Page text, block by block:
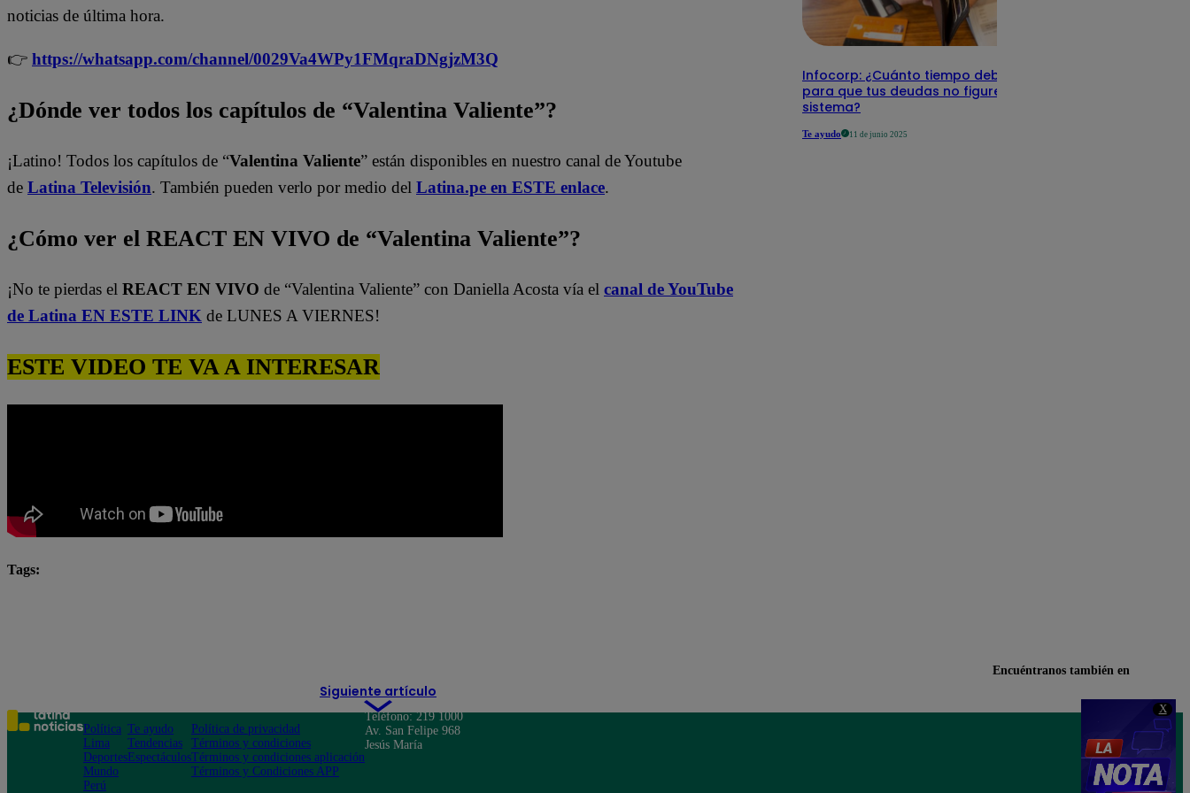
X
noticias de última hora.
👉 https://whatsapp.com/channel/0029Va4WPy1FMqraDNgjzM3Q
¿Dónde ver todos los capítulos de “Valentina Valiente”?
¡Latino! Todos los capítulos de “Valentina Valiente” están disponibles en nuestro canal de Youtube
de Latina Televisión. También pueden verlo por medio del Latina.pe en ESTE enlace.
¿Cómo ver el REACT EN VIVO de “Valentina Valiente”?
¡No te pierdas el REACT EN VIVO de “Valentina Valiente” con Daniella Acosta vía el canal de YouTube
de Latina EN ESTE LINK de LUNES A VIERNES!
ESTE VIDEO TE VA A INTERESAR
Tags:
Siguiente artículo
Infocorp: ¿Cuánto tiempo debe pasar
para que tus deudas no figuren en su
sistema?
Te ayudo 11 de junio 2025
Encuéntranos también en
Política
Lima
Deportes
Mundo
Perú
Te ayudo
Tendencias
Espectáculos
Política de privacidad
Términos y condiciones
Términos y condiciones aplicación
Términos y Condiciones APP
Teléfono: 219 1000
Av. San Felipe 968
Jesús María